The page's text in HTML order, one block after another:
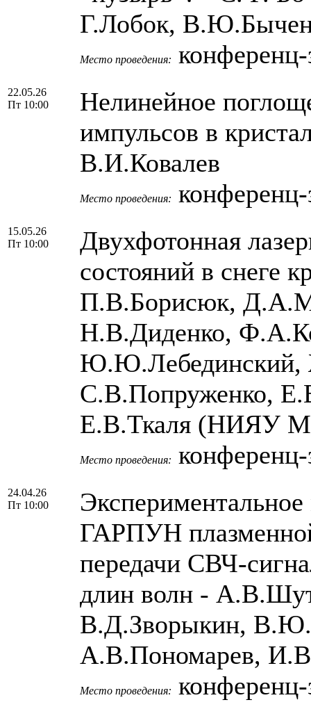
Г.Лобок,
Место проведения:
22.05.26
Пт 10:00
Нелинейное
импульсов в
В.И.Ковалев
Место проведения:
15.05.26
Пт 10:00
Двухфотонная
состояний в снеге
П.В.Борисюк,
Н.В.Диденко,
Ю.Ю.Лебединский,
С.В.Попруженко,
Е.В.Ткаля (НИЯУ
Место проведения:
24.04.26
Пт 10:00
ГАРПУН
передачи СВЧ-
длин волн -
В.Д.Зворыкин,
А.В.Пономарев,
Место проведения: